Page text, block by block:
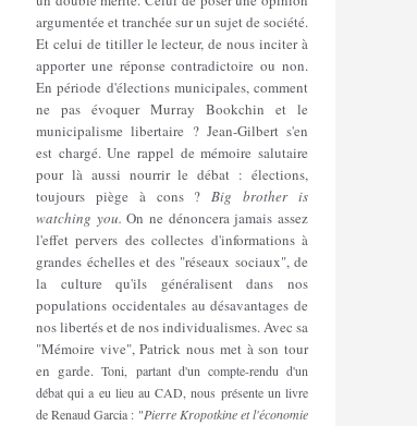
argumentée et tranchée sur un sujet de société.
Et celui de titiller le lecteur, de nous inciter à
apporter une réponse contradictoire ou non.
En période d'élections municipales, comment
ne pas évoquer Murray Bookchin et le
municipalisme libertaire ? Jean-Gilbert s'en
est chargé. Une rappel de mémoire salutaire
pour là aussi nourrir le débat : élections,
toujours piège à cons ?Big brother is
watching you.On ne dénoncera jamais assez
l'effet pervers des collectes d'informations à
grandes échelles et des "réseaux sociaux", de
la culture qu'ils généralisent dans nos
populations occidentales au désavantages de
nos libertés et de nos individualismes. Avec sa
"Mémoire vive", Patrick nous met à son tour
en garde.Toni, partant d'un compte-rendu d'un
débat qui a eu lieu au CAD, nous présente un livre
de Renaud Garcia : "Pierre Kropotkine et l'économie